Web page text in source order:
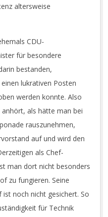
altersweise
CDU-
für besondere
bestanden,
lukrativen Posten
werden konnte. Also
als hätte man bei
rauszunehmen,
auf und wird den
als Chef-
man dort nicht besonders
zu fungieren. Seine
noch nicht gesichert. So
für Technik